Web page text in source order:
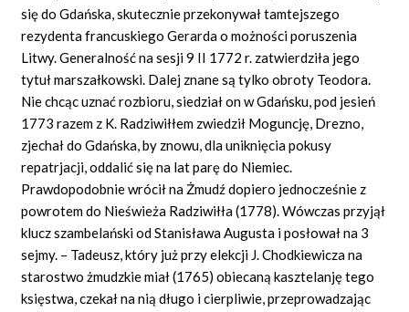
się do Gdańska, skutecznie przekonywał tamtejszego
rezydenta francuskiego Gerarda o możności poruszenia
Litwy. Generalność na sesji 9 II 1772 r. zatwierdziła jego
tytuł marszałkowski. Dalej znane są tylko obroty Teodora.
Nie chcąc uznać rozbioru, siedział on w Gdańsku, pod jesień
1773 razem z K. Radziwiłłem zwiedził Moguncję, Drezno,
zjechał do Gdańska, by znowu, dla uniknięcia pokusy
repatrjacji, oddalić się na lat parę do Niemiec.
Prawdopodobnie wrócił na Żmudź dopiero jednocześnie z
powrotem do Nieświeża Radziwiłła (1778). Wówczas przyjął
klucz szambelański od Stanisława Augusta i posłował na 3
sejmy. – Tadeusz, który już przy elekcji J. Chodkiewicza na
starostwo żmudzkie miał (1765) obiecaną kasztelanję tego
księstwa, czekał na nią długo i cierpliwie, przeprowadzając